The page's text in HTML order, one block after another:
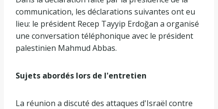
communication, les déclarations suivantes ont eu
lieu: le président Recep Tayyip Erdoğan a organisé
une conversation téléphonique avec le président
palestinien Mahmud Abbas.
Sujets abordés lors de l'entretien
La réunion a discuté des attaques d'Israël contre